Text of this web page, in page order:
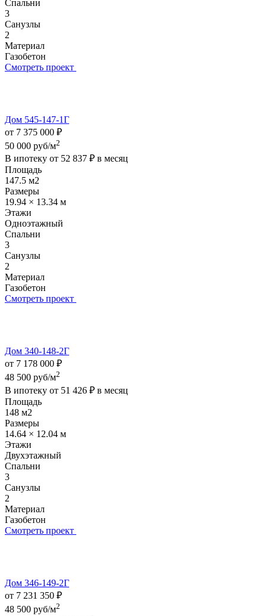
Спальни
3
Санузлы
2
Материал
Газобетон
Смотреть проект
Дом 545-147-1Г
от 7 375 000 ₽
50 000 руб/м2
В ипотеку от 52 837 ₽ в месяц
Площадь
147.5 м2
Размеры
19.94 × 13.34 м
Этажи
Одноэтажный
Спальни
3
Санузлы
2
Материал
Газобетон
Смотреть проект
Дом 340-148-2Г
от 7 178 000 ₽
48 500 руб/м2
В ипотеку от 51 426 ₽ в месяц
Площадь
148 м2
Размеры
14.64 × 12.04 м
Этажи
Двухэтажный
Спальни
3
Санузлы
2
Материал
Газобетон
Смотреть проект
Дом 346-149-2Г
от 7 231 350 ₽
48 500 руб/м2